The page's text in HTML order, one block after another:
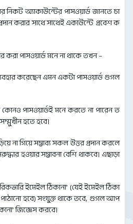
অ্যাকাউন্টের পাসওয়ার্ড জানতে চা
করার সাথে সাথেই একাউন্টে প্রবেশ ক
করা পাসওয়ার্ড মনে না থাকে তখন –
করেছেন এমন একটা পাসওয়ার্ড গুগল
কোনও পাসওয়ার্ডই মনে করতে না পারেন ত
হতে হবে।
না গিয়ে সম্ভাব্য সকল উত্তর প্রদান করলে
হওয়ার সম্ভাবনা বেশি থাকবে। এছাড়া
ইমেইল ঠিকানা’ (যেই ইমেইল ঠিকা
হবে) সংযুক্ত থাকে তবে, গুগল আপ
জিজ্ঞেস করবে।